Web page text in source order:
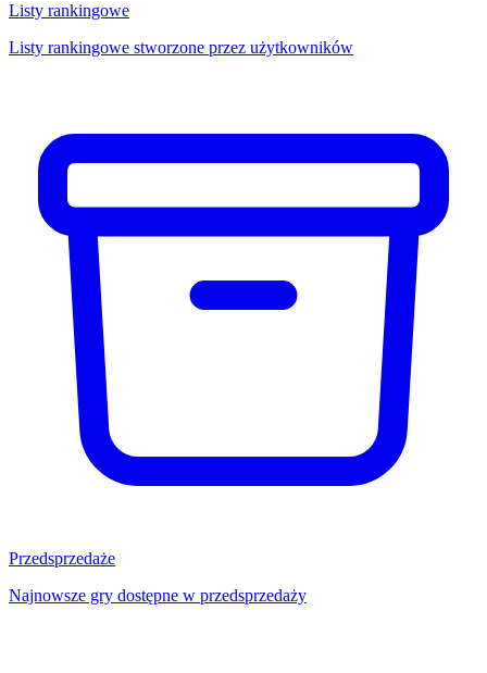
Listy rankingowe
Listy rankingowe stworzone przez użytkowników
Przedsprzedaże
Najnowsze gry dostępne w przedsprzedaży